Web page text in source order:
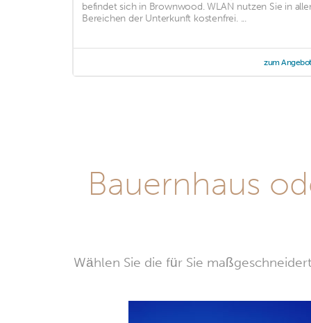
befindet sich in Brownwood. WLAN nutzen Sie in
Bereichen der Unterkunft kostenfrei. ...
zum Angebot
Bauernhaus
Wählen Sie die für Sie